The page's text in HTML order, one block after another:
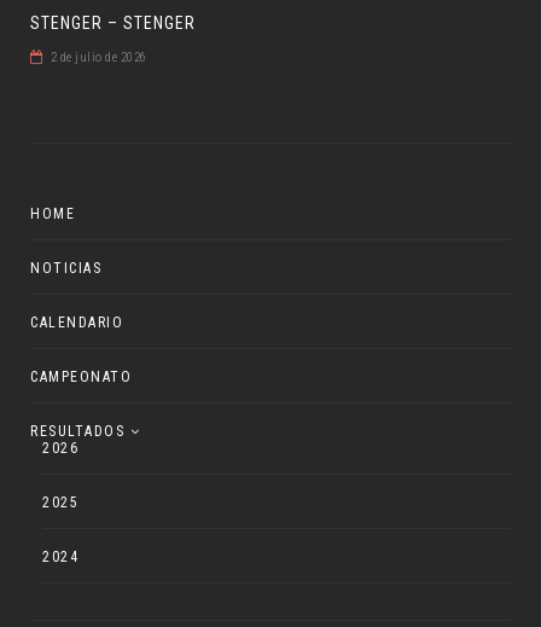
STENGER – STENGER
2 de julio de 2026
HOME
NOTICIAS
CALENDARIO
CAMPEONATO
RESULTADOS
2026
2025
2024